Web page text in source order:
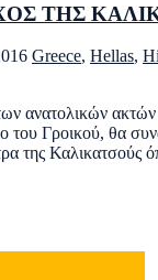
ΤΗΣ
Greece, Hellas,
ανατολικών
του Γροικού, θα
της Καλικατσούς